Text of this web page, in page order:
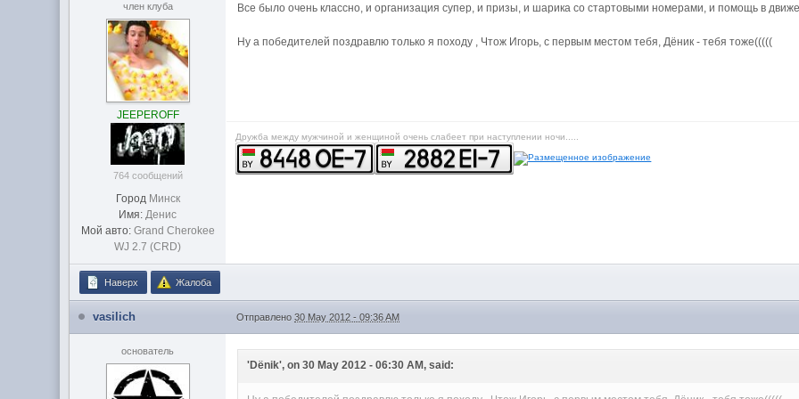
член клуба
JEEPEROFF
764 сообщений
Город Минск
Имя: Денис
Мой авто: Grand Cherokee
WJ 2.7 (CRD)
Все было очень классно, и организация супер, и призы, и шарика со стартовыми номерами, и помощь в
Ну а победителей поздравлю только я походу , Чтож Игорь, с первым местом тебя, Дёник - тебя тоже(((((
Дружба между мужчиной и женщиной очень слабеет при наступлении ночи.....
Наверх Жалоба
vasilich Отправлено30 May 2012 - 09:36 AM
основатель
'Dёnik', on 30 May 2012 - 06:30 AM, said: